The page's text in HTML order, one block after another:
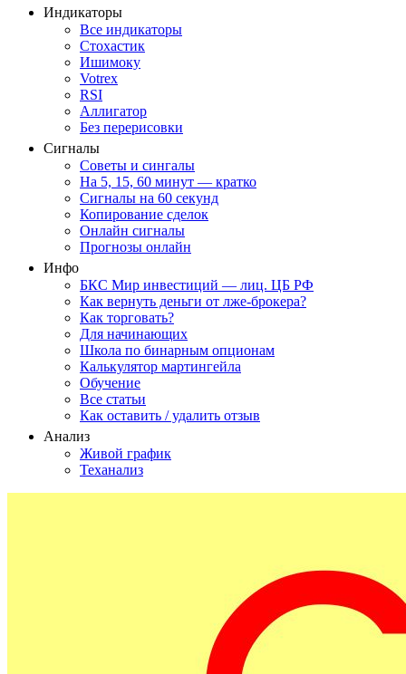
Индикаторы
Все индикаторы
Стохастик
Ишимоку
Votrex
RSI
Аллигатор
Без перерисовки
Сигналы
Советы и сингалы
На 5, 15, 60 минут — кратко
Сигналы на 60 секунд
Копирование сделок
Онлайн сигналы
Прогнозы онлайн
Инфо
БКС Мир инвестиций — лиц. ЦБ РФ
Как вернуть деньги от лже-брокера?
Как торговать?
Для начинающих
Школа по бинарным опционам
Калькулятор мартингейла
Обучение
Все статьи
Как оставить / удалить отзыв
Анализ
Живой график
Теханализ